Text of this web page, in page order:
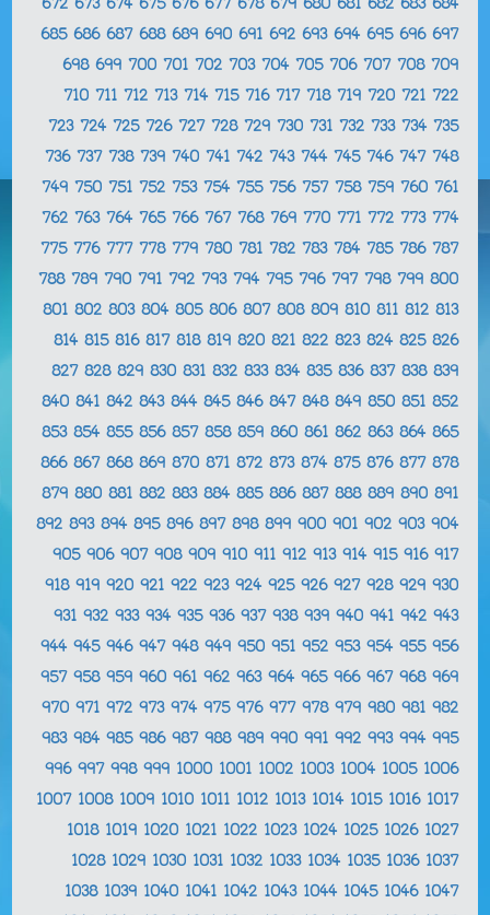
672 673 674 675 676 677 678 679 680 681 682 683 684
685 686 687 688 689 690 691 692 693 694 695 696 697
698 699 700 701 702 703 704 705 706 707 708 709
710 711 712 713 714 715 716 717 718 719 720 721 722
723 724 725 726 727 728 729 730 731 732 733 734 735
736 737 738 739 740 741 742 743 744 745 746 747 748
749 750 751 752 753 754 755 756 757 758 759 760 761
762 763 764 765 766 767 768 769 770 771 772 773 774
775 776 777 778 779 780 781 782 783 784 785 786 787
788 789 790 791 792 793 794 795 796 797 798 799 800
801 802 803 804 805 806 807 808 809 810 811 812 813
814 815 816 817 818 819 820 821 822 823 824 825 826
827 828 829 830 831 832 833 834 835 836 837 838 839
840 841 842 843 844 845 846 847 848 849 850 851 852
853 854 855 856 857 858 859 860 861 862 863 864 865
866 867 868 869 870 871 872 873 874 875 876 877 878
879 880 881 882 883 884 885 886 887 888 889 890 891
892 893 894 895 896 897 898 899 900 901 902 903 904
905 906 907 908 909 910 911 912 913 914 915 916 917
918 919 920 921 922 923 924 925 926 927 928 929 930
931 932 933 934 935 936 937 938 939 940 941 942 943
944 945 946 947 948 949 950 951 952 953 954 955 956
957 958 959 960 961 962 963 964 965 966 967 968 969
970 971 972 973 974 975 976 977 978 979 980 981 982
983 984 985 986 987 988 989 990 991 992 993 994 995
996 997 998 999 1000 1001 1002 1003 1004 1005 1006
1007 1008 1009 1010 1011 1012 1013 1014 1015 1016 1017
1018 1019 1020 1021 1022 1023 1024 1025 1026 1027
1028 1029 1030 1031 1032 1033 1034 1035 1036 1037
1038 1039 1040 1041 1042 1043 1044 1045 1046 1047